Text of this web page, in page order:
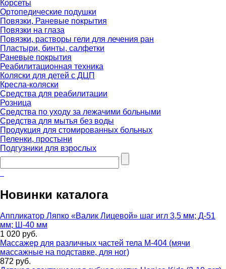
Корсеты
Ортопедические подушки
Повязки, Раневые покрытия
Повязки на глаза
Повязки, растворы гели для лечения ран
Пластыри, бинты, салфетки
Раневые покрытия
Реабилитационная техника
Коляски для детей с ДЦП
Кресла-коляски
Средства для реабилитации
Розница
Средства по уходу за лежачими больными
Средства для мытья без воды
Продукция для стомированных больных
Пеленки, простыни
Подгузники для взрослых
Новинки каталога
Аппликатор Ляпко «Валик Лицевой» шаг игл 3,5 мм; Д-51
мм; Ш-40 мм
1 020 руб.
Массажер для различных частей тела М-404 (мячи
массажные на подставке, для ног)
872 руб.